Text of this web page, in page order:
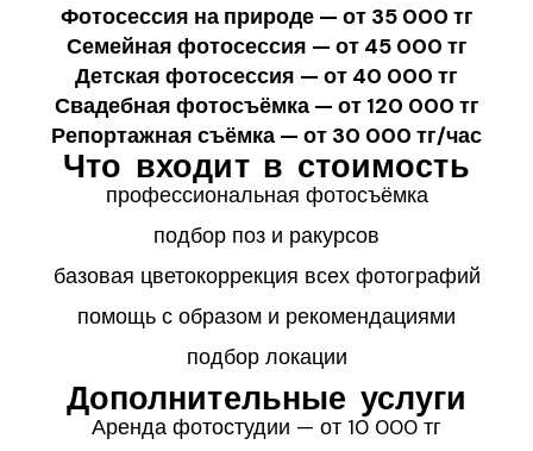
Фотосессия на природе — от 35 000 тг
Семейная фотосессия — от 45 000 тг
Детская фотосессия — от 40 000 тг
Свадебная фотосъёмка — от 120 000 тг
Репортажная съёмка — от 30 000 тг/час
Что входит в стоимость
профессиональная фотосъёмка
подбор поз и ракурсов
базовая цветокоррекция всех фотографий
помощь с образом и рекомендациями
подбор локации
Дополнительные услуги
Аренда фотостудии — от 10 000 тг